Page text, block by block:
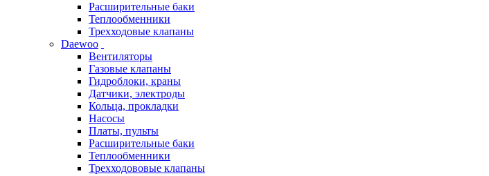
Расширительные баки
Теплообменники
Трехходовые клапаны
Daewoo
Вентиляторы
Газовые клапаны
Гидроблоки, краны
Датчики, электроды
Кольца, прокладки
Насосы
Платы, пульты
Расширительные баки
Теплообменники
Трехходововые клапаны